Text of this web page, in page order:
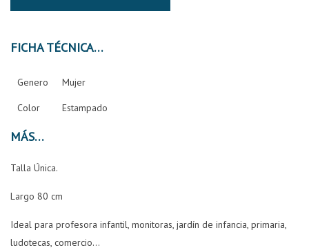
FICHA TÉCNICA
Genero Mujer
Color Estampado
MÁS
Talla Única.
Largo 80 cm
Ideal para profesora infantil, monitoras, jardín de infancia, primaria,
ludotecas, comercio...